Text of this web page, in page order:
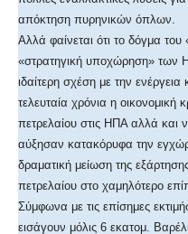
απόκτηση πυρηνικών όπλων.
Αλλά φαίνεται ότι το δόγμα
«στρατηγική υποχώρηση» των
ιδαίτερη σχέση με την
τελευταία χρόνια η
πετρελαίου στις ΗΠΑ αλλά και
αύξησαν κατακόρυφα την
δραματική μείωση της
πετρελαίου στο χαμηλότερο
Σύμφωνα με τις επίσημες
εισάγουν μόλις 6 εκατομ.